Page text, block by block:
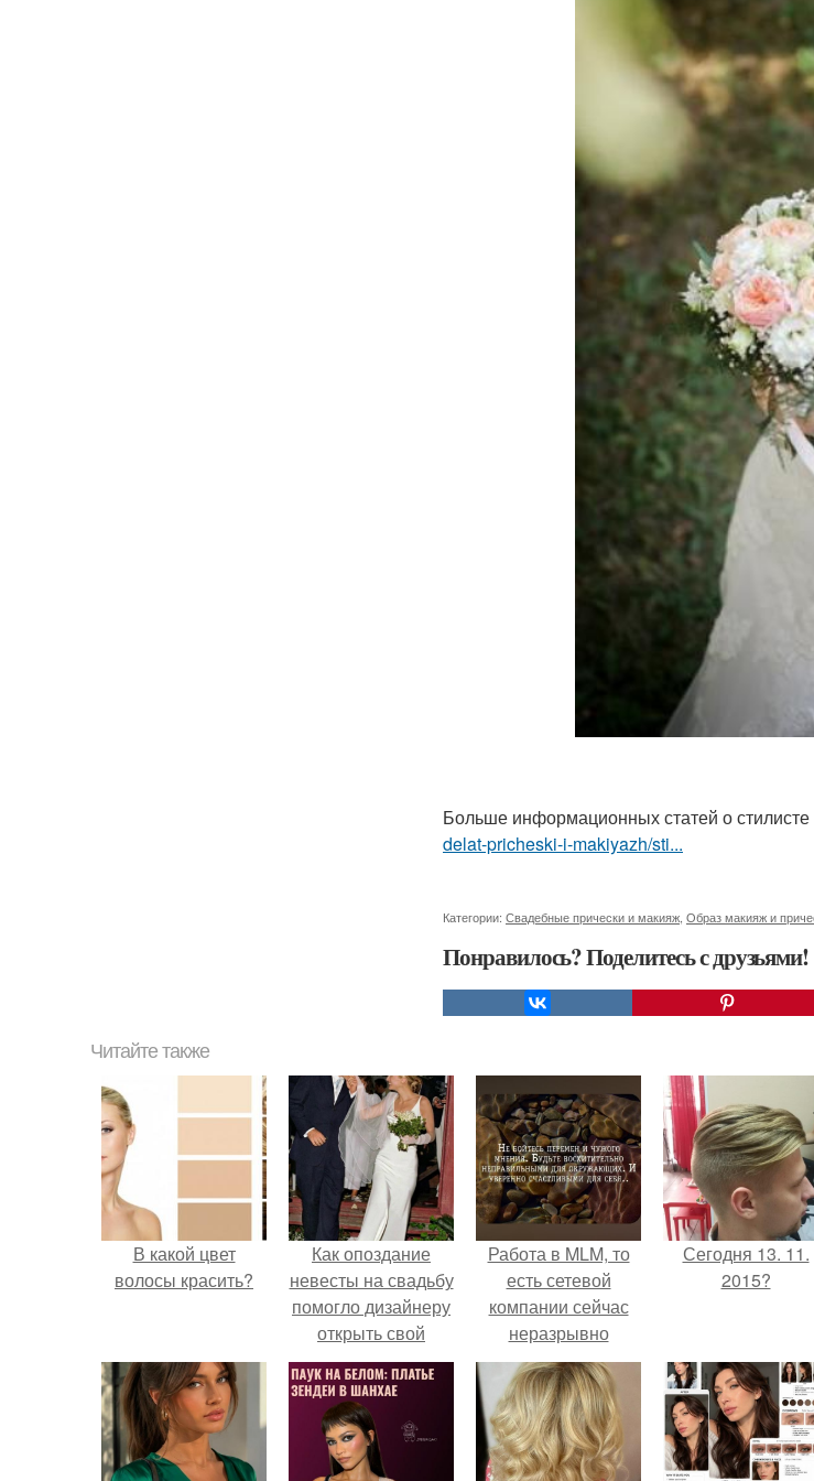
Больше информационных статей о
delat-pricheski-i-makiyazh/sti...
Категории: Свадебные прически и макияж, Образ макияж и
Понравилось? Поделитесь с друзьями!
Читайте также
В какой цвет
волосы красить?
Как опоздание
невесты на свадьбу
помогло дизайнеру
открыть свой
бренд.
Работа в MLM, то
есть сетевой
компании сейчас
неразрывно
связана с создание
своего контента,
своей страницы в
соц сетях.
Сегодня 13. 11.
2015?